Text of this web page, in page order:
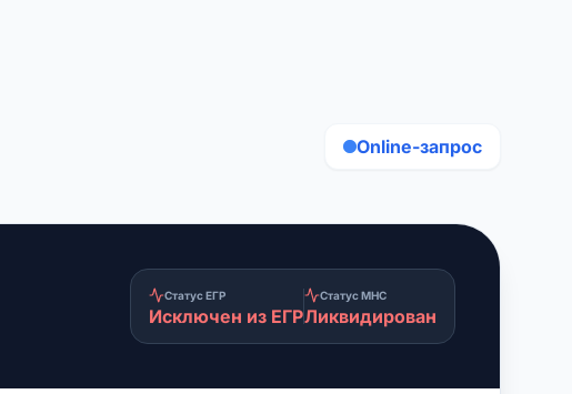
Online-запрос
Статус ЕГР
Исключен из ЕГР
Статус МНС
Ликвидирован